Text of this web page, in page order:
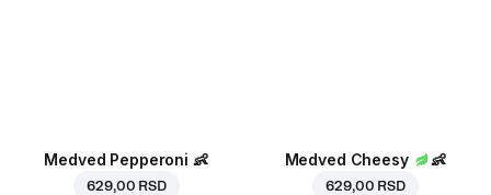
Medved Pepperoni 👶
629,00 RSD
Medved Cheesy 👶
629,00 RSD